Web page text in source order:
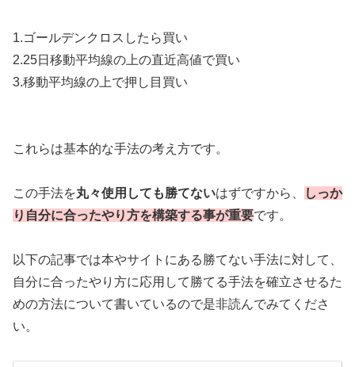
1.ゴールデンクロスしたら買い
2.25日移動平均線の上の直近高値で買い
3.移動平均線の上で押し目買い
これらは基本的な手法の考え方です。
この手法を丸々使用しても勝てないはずですから、
しっか
り自分に合ったやり方を構築する事が重要です。
以下の記事では本やサイトにある勝てない手法に対して、
自分に合ったやり方に応用して勝てる手法を確立させるた
めの方法について書いているので是非読んでみてくださ
い。